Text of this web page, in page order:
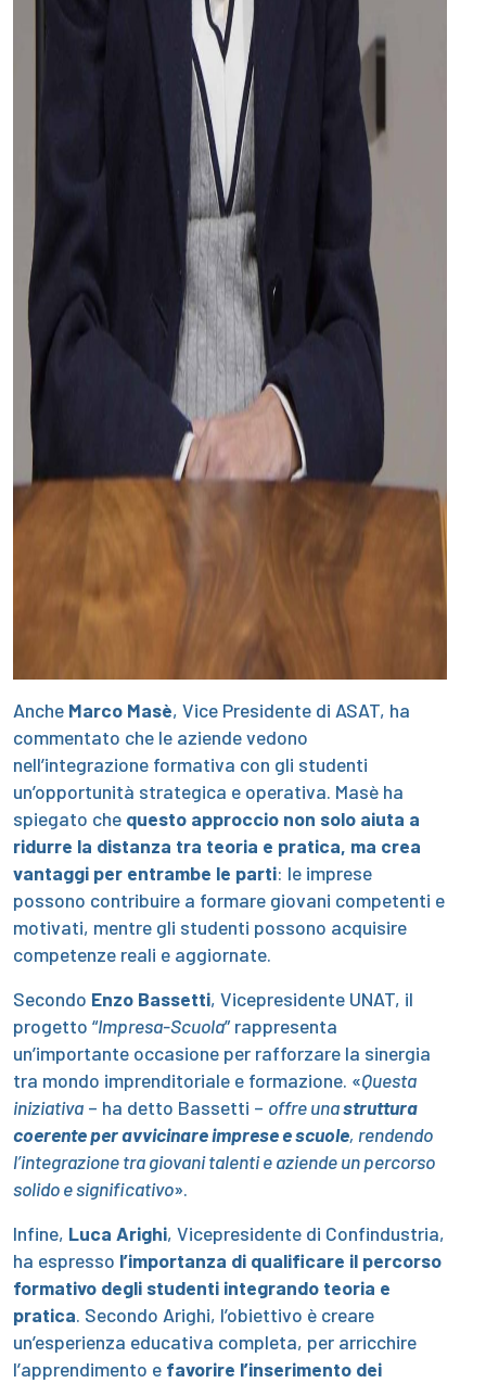
Anche Marco Masè, Vice Presidente di ASAT, ha
commentato che le aziende vedono
nell’integrazione formativa con gli studenti
un’opportunità strategica e operativa. Masè ha
spiegato che questo approccio non solo aiuta a
ridurre la distanza tra teoria e pratica, ma crea
vantaggi per entrambe le parti: le imprese
possono contribuire a formare giovani competenti e
motivati, mentre gli studenti possono acquisire
competenze reali e aggiornate.
Secondo Enzo Bassetti, Vicepresidente UNAT, il
progetto “Impresa-Scuola” rappresenta
un’importante occasione per rafforzare la sinergia
tra mondo imprenditoriale e formazione. «Questa
iniziativa – ha detto Bassetti – offre unastruttura
coerente per avvicinare imprese e scuole, rendendo
l’integrazione tra giovani talenti e aziende un percorso
solido e significativo».
Infine, Luca Arighi, Vicepresidente di Confindustria,
ha espresso l’importanza di qualificare il percorso
formativo degli studenti integrando teoria e
pratica. Secondo Arighi, l’obiettivo è creare
un’esperienza educativa completa, per arricchire
l’apprendimento e favorire l’inserimento dei